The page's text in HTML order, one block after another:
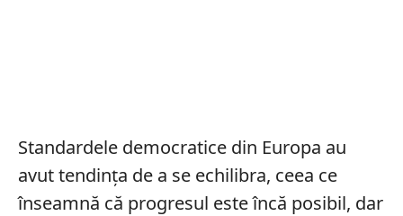
Standardele democratice din Europa au
avut tendința de a se echilibra, ceea ce
înseamnă că progresul este încă posibil, dar